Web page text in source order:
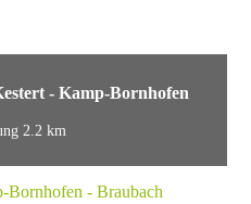
- Kamp-Bornhofen
2.2 km